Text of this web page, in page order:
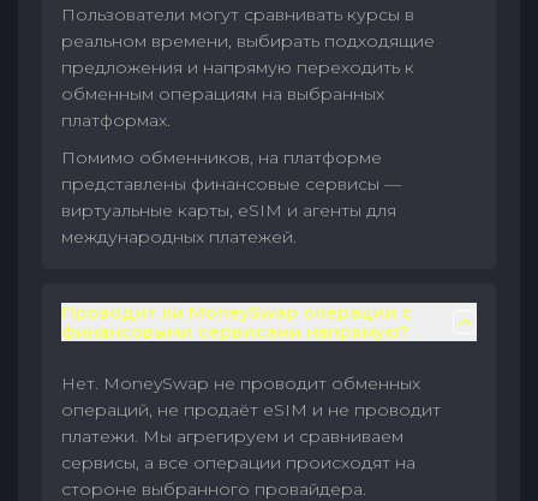
Пользователи могут сравнивать курсы в
реальном времени, выбирать подходящие
предложения и напрямую переходить к
обменным операциям на выбранных
платформах.
Помимо обменников, на платформе
представлены финансовые сервисы —
виртуальные карты, eSIM и агенты для
международных платежей.
Проводит ли MoneySwap операции с
финансовыми сервисами напрямую?
Нет. MoneySwap не проводит обменных
операций, не продаёт eSIM и не проводит
платежи. Мы агрегируем и сравниваем
сервисы, а все операции происходят на
стороне выбранного провайдера.